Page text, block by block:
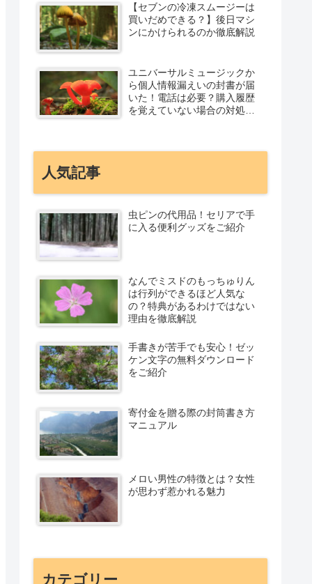
【セブンの冷凍スムージーは
買いだめできる？】後日マシ
ンにかけられるのか徹底解説
ユニバーサルミュージックか
ら個人情報漏えいの封書が届
いた！電話は必要？購入履歴
を覚えていない場合の対処法
人気記事
虫ピンの代用品！セリアで手
に入る便利グッズをご紹介
なんでミスドのもっちゅりん
は行列ができるほど人気な
の？特典があるわけではない
理由を徹底解説
手書きが苦手でも安心！ゼッ
ケン文字の無料ダウンロード
をご紹介
寄付金を贈る際の封筒書き方
マニュアル
メロい男性の特徴とは？女性
が思わず惹かれる魅力
カテゴリー